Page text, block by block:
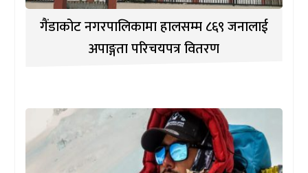
गैंडाकोट नगरपालिकामा हालसम्म ८६९ जनालाई
अपाङ्गता परिचयपत्र वितरण